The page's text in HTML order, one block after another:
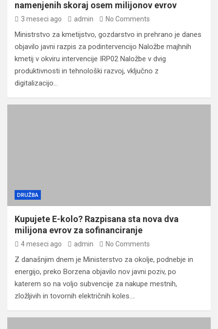
namenjenih skoraj osem milijonov evrov
3 meseci ago admin No Comments
Ministrstvo za kmetijstvo, gozdarstvo in prehrano je danes
objavilo javni razpis za podintervencijo Naložbe majhnih
kmetij v okviru intervencije IRP02 Naložbe v dvig
produktivnosti in tehnološki razvoj, vključno z
digitalizacijo…
DRUŽBA
Kupujete E-kolo? Razpisana sta nova dva
milijona evrov za sofinanciranje
4 meseci ago admin No Comments
Z današnjim dnem je Ministerstvo za okolje, podnebje in
energijo, preko Borzena objavilo nov javni poziv, po
katerem so na voljo subvencije za nakupe mestnih,
zložljivih in tovornih električnih koles.…